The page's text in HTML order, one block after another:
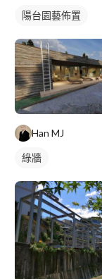
陽台園藝佈置
Han MJ
綠牆